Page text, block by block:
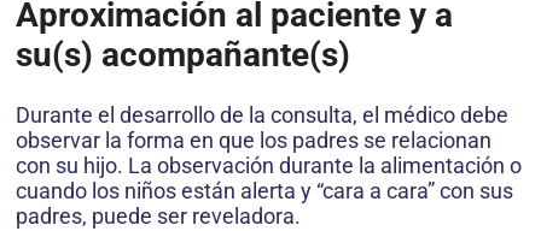
Aproximación al paciente y a
su(s) acompañante(s)
Durante el desarrollo de la consulta, el médico debe
observar la forma en que los padres se relacionan
con su hijo. La observación durante la alimentación o
cuando los niños están alerta y “cara a cara” con sus
padres, puede ser reveladora.